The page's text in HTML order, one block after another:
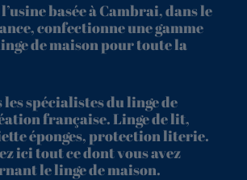
basée à Cambrai, dans le
confectionne une gamme
de maison pour toute la
les spécialistes du linge de
française. Linge de lit,
éponges, protection literie.
ici tout ce dont vous avez
le linge de maison.